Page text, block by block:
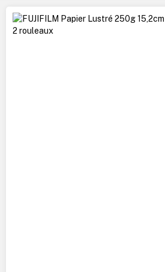
Ignorer la galerie d'images